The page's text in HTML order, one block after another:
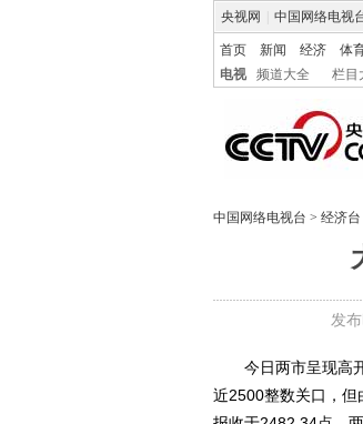
央视网 中国网络电视
首页 新闻 经济 体
电视
频道大全 栏目
中国网络电视台 > 经济台
发
今日两市呈现高开
近2500整数关口，但